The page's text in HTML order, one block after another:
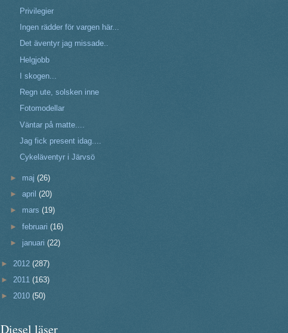
Privilegier
Ingen rädder för vargen här...
Det äventyr jag missade..
Helgjobb
I skogen...
Regn ute, solsken inne
Fotomodellar
Väntar på matte....
Jag fick present idag....
Cykeläventyr i Järvsö
► maj(26)
►april(20)
► mars(19)
►februari(16)
► januari(22)
► 2012 (287)
► 2011 (163)
► 2010 (50)
Diesel läser